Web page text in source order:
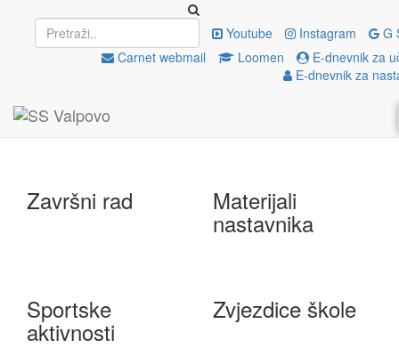
Youtube Instagram
G
Carnet webmail
Loomen
E-dnevnik za
E-dnevnik za
Upisi EU projekti
e-Škole
Završni rad Materijali
nastavnika
Sportske
aktivnosti
Zvjezdice škole